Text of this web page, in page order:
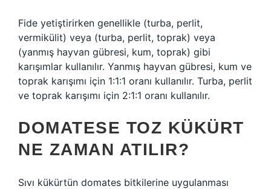
Fide yetiştirirken genellikle (turba, perlit,
vermikülit) veya (turba, perlit, toprak) veya
(yanmış hayvan gübresi, kum, toprak) gibi
karışımlar kullanılır. Yanmış hayvan gübresi, kum ve
toprak karışımı için 1:1:1 oranı kullanılır. Turba, perlit
ve toprak karışımı için 2:1:1 oranı kullanılır.
DOMATESE TOZ KÜKÜRT
NE ZAMAN ATILIR?
Sıvı kükürtün domates bitkilerine uygulanması